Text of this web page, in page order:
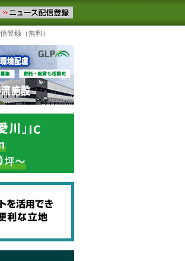
。物流ニュースメール配信を登録す
見るテーマ
登録（無料）